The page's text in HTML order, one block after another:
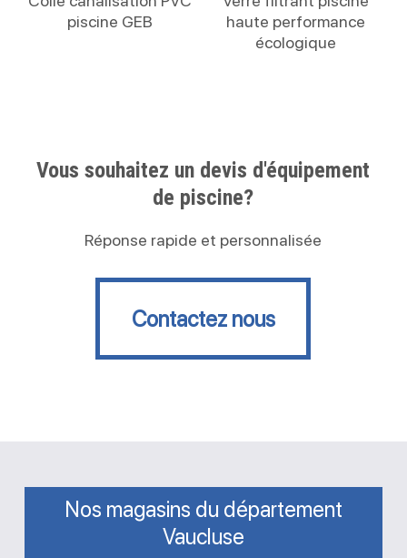
piscine GEB
haute performance
écologique
Vous souhaitez un devis d'équipement
de piscine?
Réponse rapide et personnalisée
Contactez nous
Contactez nous
Nos magasins du département
Vaucluse